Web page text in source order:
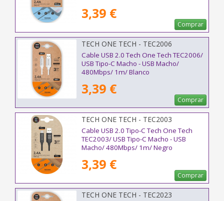
3,39 €
Comprar
TECH ONE TECH - TEC2006
Cable USB 2.0 Tech One Tech TEC2006/
USB Tipo-C Macho - USB Macho/
480Mbps/ 1m/ Blanco
3,39 €
Comprar
TECH ONE TECH - TEC2003
Cable USB 2.0 Tipo-C Tech One Tech
TEC2003/ USB Tipo-C Macho - USB
Macho/ 480Mbps/ 1m/ Negro
3,39 €
Comprar
TECH ONE TECH - TEC2023